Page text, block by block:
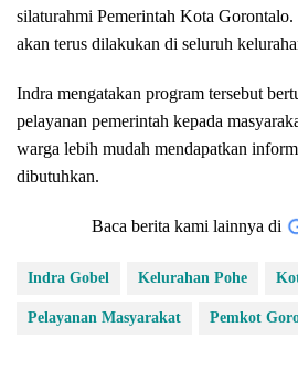
silaturahmi Pemerintah Kota
akan terus dilakukan di seluruh
Indra mengatakan program tersebut
pelayanan pemerintah kepada
warga lebih mudah mendapatkan
dibutuhkan.
Baca berita kami lainnya di
Indra Gobel Kelurahan Pohe
Pelayanan Masyarakat Pemkot